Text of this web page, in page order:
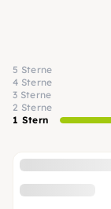
5 Sterne
4 Sterne
3 Sterne
2 Sterne
1 Stern